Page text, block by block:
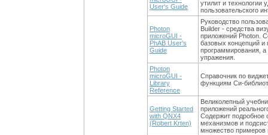
User's Guide
утилит и технологии
пользовательского
Photon
microGUI -
PhAB User's
Guide
Руководство
Builder - средства
приложений Photon.
базовых концепций и
программирования,
упражения.
Photon
microGUI -
Library
Reference
Справочник по
функциям Си-
Getting Started
with QNX4
(Robert Krten)
Великолепный
приложений
Содержит подробное
механизмов и
множество примеров